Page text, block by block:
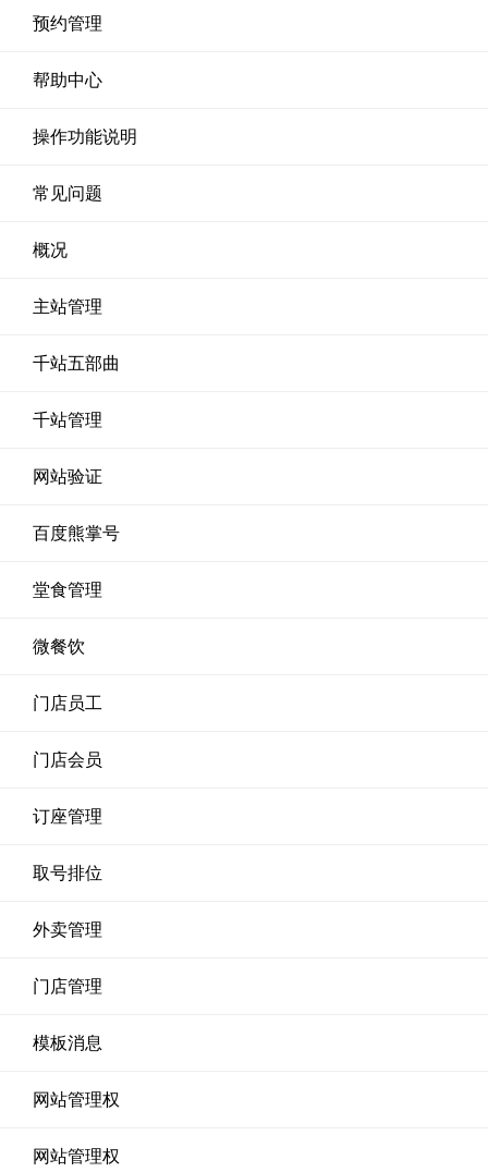
预约管理
帮助中心
操作功能说明
常见问题
概况
主站管理
千站五部曲
千站管理
网站验证
百度熊掌号
堂食管理
微餐饮
门店员工
门店会员
订座管理
取号排位
外卖管理
门店管理
模板消息
网站管理权
网站管理权